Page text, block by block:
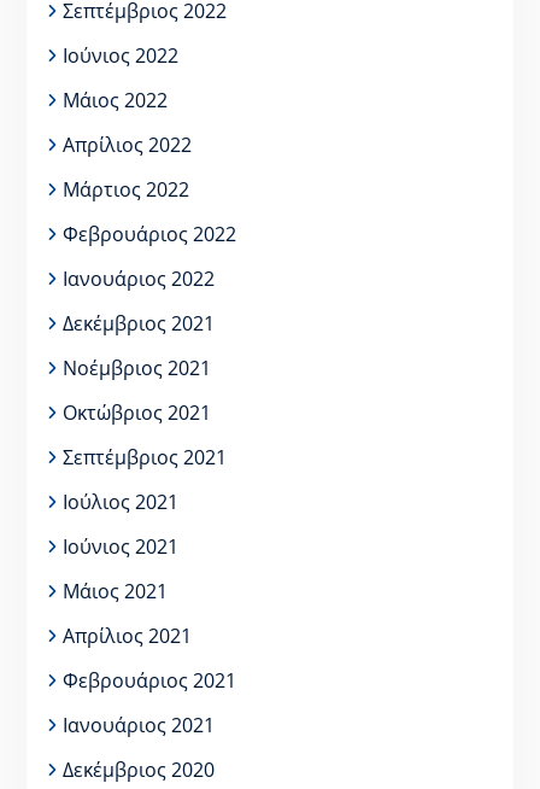
Σεπτέμβριος 2022
Ιούνιος 2022
Μάιος 2022
Απρίλιος 2022
Μάρτιος 2022
Φεβρουάριος 2022
Ιανουάριος 2022
Δεκέμβριος 2021
Νοέμβριος 2021
Οκτώβριος 2021
Σεπτέμβριος 2021
Ιούλιος 2021
Ιούνιος 2021
Μάιος 2021
Απρίλιος 2021
Φεβρουάριος 2021
Ιανουάριος 2021
Δεκέμβριος 2020